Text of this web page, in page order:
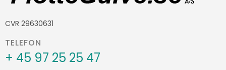
CVR 29630631
TELEFON
+ 45 97 25 25 47